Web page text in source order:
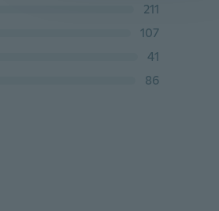
211
107
41
86